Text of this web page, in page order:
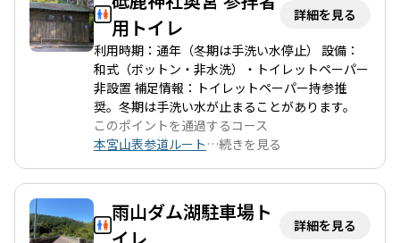
用トイレ
詳細を見る
利用時期：通年（冬期は手洗い水停止） 設備：
和式（ボットン・非水洗）・トイレットペーパー
非設置 補足情報：トイレットペーパー持参推
奨。冬期は手洗い水が止まることがあります。
このポイントを通過するコース
本宮山表参道ルート …続きを見る
雨山ダム湖駐車場ト
詳細を見る